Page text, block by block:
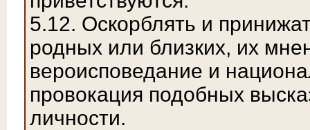
5.12. Оскорблять и
родных или близких, их
вероисповедание и
провокация подобных
личности.